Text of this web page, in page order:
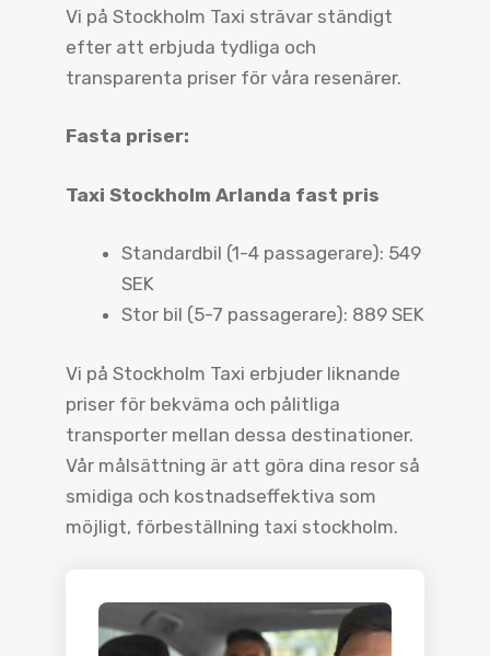
Vi på Stockholm Taxi strävar ständigt
efter att erbjuda tydliga och
transparenta priser för våra resenärer.
Fasta priser:
Taxi Stockholm Arlanda fast pris
Standardbil (1-4 passagerare): 549
SEK
Stor bil (5-7 passagerare): 889 SEK
Vi på Stockholm Taxi erbjuder liknande
priser för bekväma och pålitliga
transporter mellan dessa destinationer.
Vår målsättning är att göra dina resor så
smidiga och kostnadseffektiva som
möjligt, förbeställning taxi stockholm.